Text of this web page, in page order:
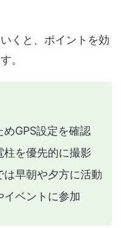
くと、ポイントを効
。
GPS設定を確認
柱を優先的に撮影
早朝や夕方に活動
ベントに参加